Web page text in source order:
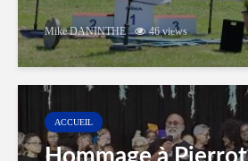
Mike DANINTHE 46 views
ACCUEIL